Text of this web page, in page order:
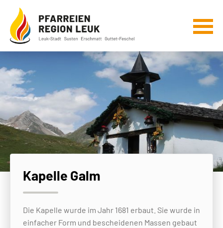
Kapelle Galm
Die Kapelle wurde im Jahr 1681 erbaut. Sie wurde in
einfacher Form und bescheidenen Massen gebaut